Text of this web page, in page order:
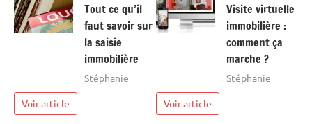
Tout ce qu’il
faut savoir sur
la saisie
immobilière
Stéphanie
Voir article
Visite virtuelle
immobilière :
comment ça
marche ?
Stéphanie
Voir article